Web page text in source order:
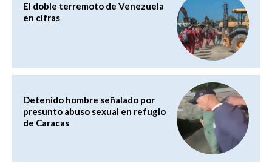
El doble terremoto de Venezuela
en cifras
Detenido hombre señalado por
presunto abuso sexual en refugio
de Caracas